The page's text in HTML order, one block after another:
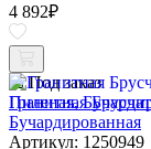
4 892₽
Под заказ
Гранитная
Бучардированная
Артикул: 1250949